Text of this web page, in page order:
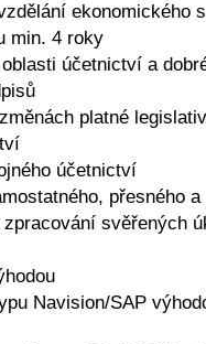
ekonomického
min. 4 roky
účetnictví a
platné
účetnictví
přesného a
zpracování svěřených
Navision/SAP